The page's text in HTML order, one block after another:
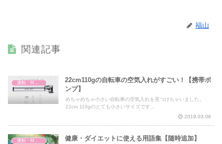
福山
関連記事
22cm110gの自転車の空気入れがすごい！【携帯ポ
ンプ】
めちゃめちゃ小さい自転車の空気入れを見つけちゃいました。
22cm 110gのとても小さいサイズです...
2019.03.06
運動・MMA・身体づくり 健康・ダイエットに使える用語集【随時追加】